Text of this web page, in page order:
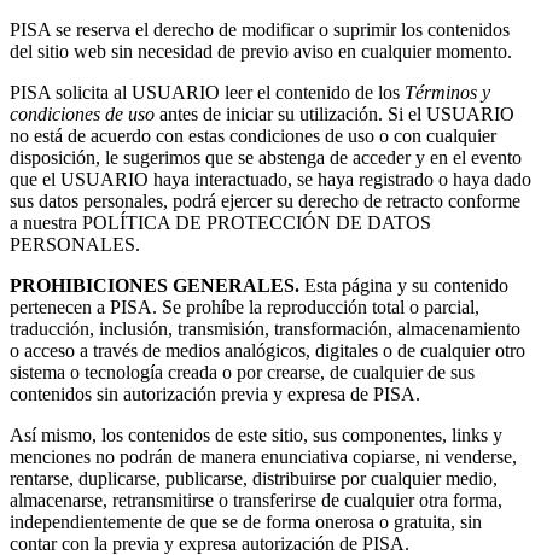
PISA se reserva el derecho de modificar o suprimir los contenidos
del sitio web sin necesidad de previo aviso en cualquier momento.
PISA solicita al USUARIO leer el contenido de los Términos y
condiciones de uso antes de iniciar su utilización. Si el USUARIO
no está de acuerdo con estas condiciones de uso o con cualquier
disposición, le sugerimos que se abstenga de acceder y en el evento
que el USUARIO haya interactuado, se haya registrado o haya dado
sus datos personales, podrá ejercer su derecho de retracto conforme
a nuestra POLÍTICA DE PROTECCIÓN DE DATOS
PERSONALES.
PROHIBICIONES GENERALES. Esta página y su contenido
pertenecen a PISA. Se prohíbe la reproducción total o parcial,
traducción, inclusión, transmisión, transformación, almacenamiento
o acceso a través de medios analógicos, digitales o de cualquier otro
sistema o tecnología creada o por crearse, de cualquier de sus
contenidos sin autorización previa y expresa de PISA.
Así mismo, los contenidos de este sitio, sus componentes, links y
menciones no podrán de manera enunciativa copiarse, ni venderse,
rentarse, duplicarse, publicarse, distribuirse por cualquier medio,
almacenarse, retransmitirse o transferirse de cualquier otra forma,
independientemente de que se de forma onerosa o gratuita, sin
contar con la previa y expresa autorización de PISA.